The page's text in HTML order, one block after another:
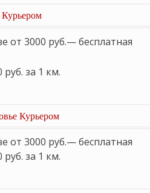
от 3000 руб.— бесплатная
за 1 км.
Курьером
от 3000 руб.— бесплатная
за 1 км.